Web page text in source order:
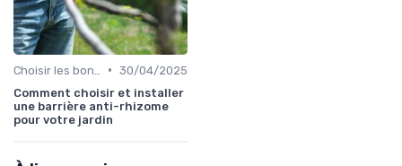
• 30/04/2025
Comment choisir et installer
une barrière anti-rhizome
pour votre jardin